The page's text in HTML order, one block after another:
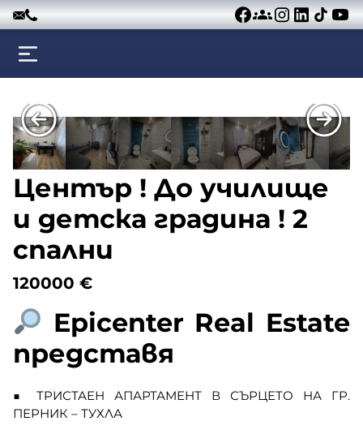
Към съдържанието
Център ! До училище
и детска градина ! 2
спални
120000 €
Epicenter Real Estate
представя
■ ТРИСТАЕН АПАРТАМЕНТ В СЪРЦЕТО НА ГР.
ПЕРНИК – ТУХЛА